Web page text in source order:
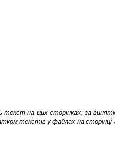
текст на цих сторінках, за
текстів у файлах на